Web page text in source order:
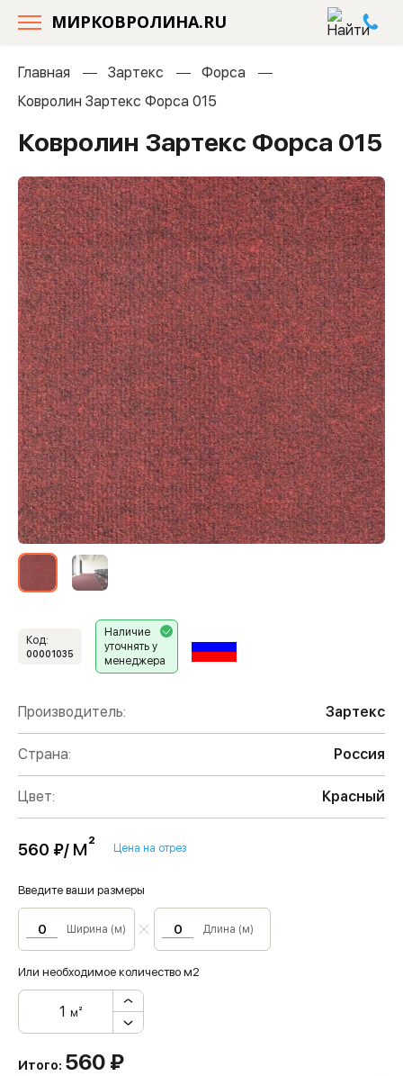
МИРКОВРОЛИНА.RU
Главная Зартекс
Форса
Ковролин Зартекс Форса 015
Ковролин Зартекс Форса 015
Код:
00001035
Наличие
уточнять у
менеджера
Производитель: Зартекс
Страна: Россия
Цвет: Красный
560 ₽/ м² Цена на отрез
Введите ваши размеры
Ширина (м) Длина (м)
Или необходимое количество м2
м²
Итого: 560 ₽